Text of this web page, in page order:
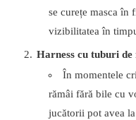
se curețe masca în
vizibilitatea în
Harness cu tuburi de
În momentele
rămâi fără bile cu
jucătorii pot avea